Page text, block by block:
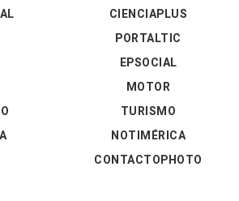
CIENCIAPLUS
PORTALTIC
EPSOCIAL
MOTOR
TURISMO
NOTIMÉRICA
CONTACTOPHOTO